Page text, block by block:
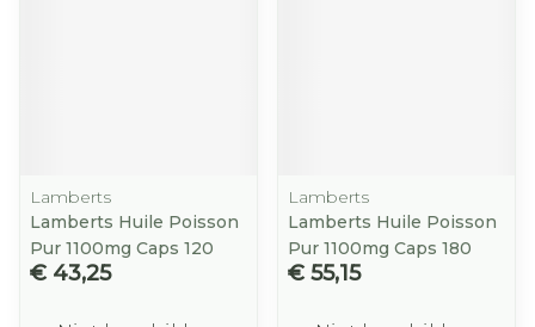
Lamberts
Lamberts Huile Poisson
Pur 1100mg Caps 120
€ 43,25
Lamberts
Lamberts Huile Poisson
Pur 1100mg Caps 180
€ 55,15